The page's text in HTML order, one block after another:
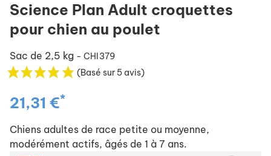
Science Plan Adult croquettes
pour chien au poulet
Sac de 2,5 kg - CHI379
(Basé sur 5 avis)
21,31 €*
Chiens adultes de race petite ou moyenne,
modérément actifs, âgés de 1 à 7 ans.